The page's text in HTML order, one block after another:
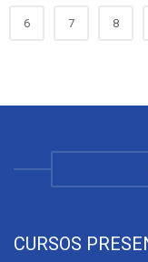
6 7 8
CURSOS